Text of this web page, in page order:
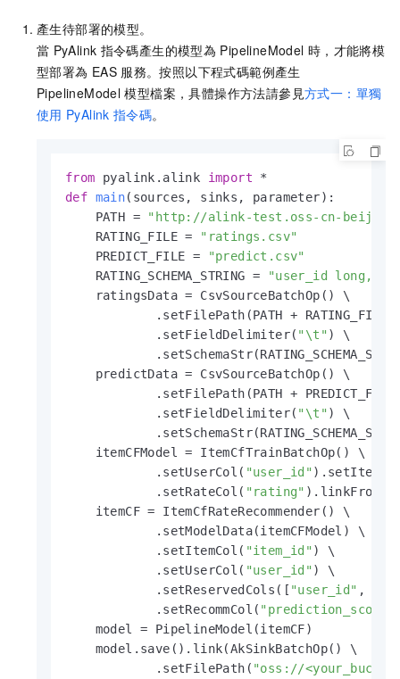
產生待部署的模型。
當 PyAlink 指令碼產生的模型為 PipelineModel 時，才能將模
型部署為 EAS 服務。按照以下程式碼範例產生
PipelineModel 模型檔案，具體操作方法請參見方式一：單獨
使用 PyAlink 指令碼。
from pyalink.alink import
def main( sources, sinks, parameter):
    PATH =
"http://alink-test.oss-cn-
    RATING_FILE =
"ratings.csv"
    PREDICT_FILE =
"predict.csv"
    RATING_SCHEMA_STRING =
"user_id long,
    ratingsData = CsvSourceBatchOp() \
.setFilePath(PATH + RATING_FILE)
            .setFieldDelimiter(
"\t" ) \
    predictData = CsvSourceBatchOp() \
.setFilePath(PATH +
            .setFieldDelimiter(
"\t" ) \
    itemCFModel = ItemCfTrainBatchOp() \
            .setUserCol(
"user_id"
            .setRateCol(
"rating"
    itemCF = ItemCfRateRecommender() \
            .setModelData(itemCFModel) \
            .setItemCol(
"item_id" ) \
            .setUserCol(
"user_id" ) \
            .setReservedCols([
"user_id" ,
            .setRecommCol(
"prediction_score"
    model = PipelineModel(itemCF)
    model.save().link(AkSinkBatchOp() \
            .setFilePath(
"oss://